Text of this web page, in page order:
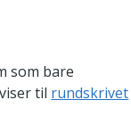
som bare
til rundskrivet